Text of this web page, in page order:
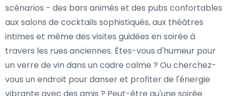
scénarios - des bars animés et des pubs confortables
aux salons de cocktails sophistiqués, aux théâtres
intimes et même des visites guidées en soirée à
travers les rues anciennes. Êtes-vous d'humeur pour
un verre de vin dans un cadre calme ? Ou cherchez-
vous un endroit pour danser et profiter de l'énergie